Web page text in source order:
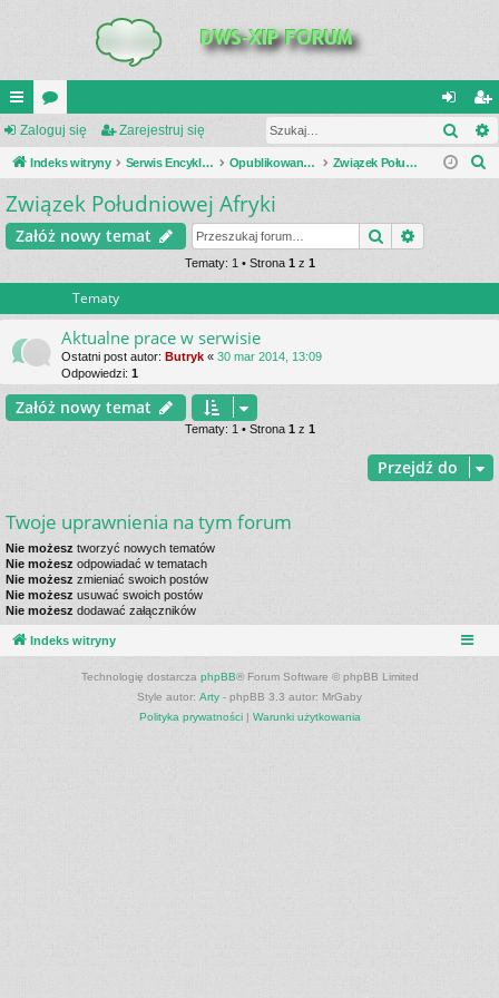
UI
C
K
_L
or
a
al
og
ar
ej
Zaloguj się Zarejestruj się
Indeks witryny Serwis Encyklopedia Uzbrojenia Opublikowane zestawienia Związek Południowej Afryki
j
Związek Południowej Afryki
Załóż nowy temat Szukaj
Tematy: 1 • Strona 1 z 1
Tematy
Aktualne prace w serwisie
Ostatni post autor: Butryk « 30 mar 2014, 13:09
Odpowiedzi: 1
Załóż nowy temat
Tematy: 1 • Strona 1z 1
Przejdź do
Twoje uprawnienia na tym forum
Nie możesz tworzyć nowych tematów
Nie możesz odpowiadać w tematach
Nie możesz zmieniać swoich postów
Nie możesz usuwać swoich postów
Nie możesz dodawać załączników
Indeks witryny
Technologię dostarcza phpBB® Forum Software © phpBB Limited
Style autor: Arty - phpBB 3.3 autor: MrGaby
Polityka prywatności| Warunki użytkowania